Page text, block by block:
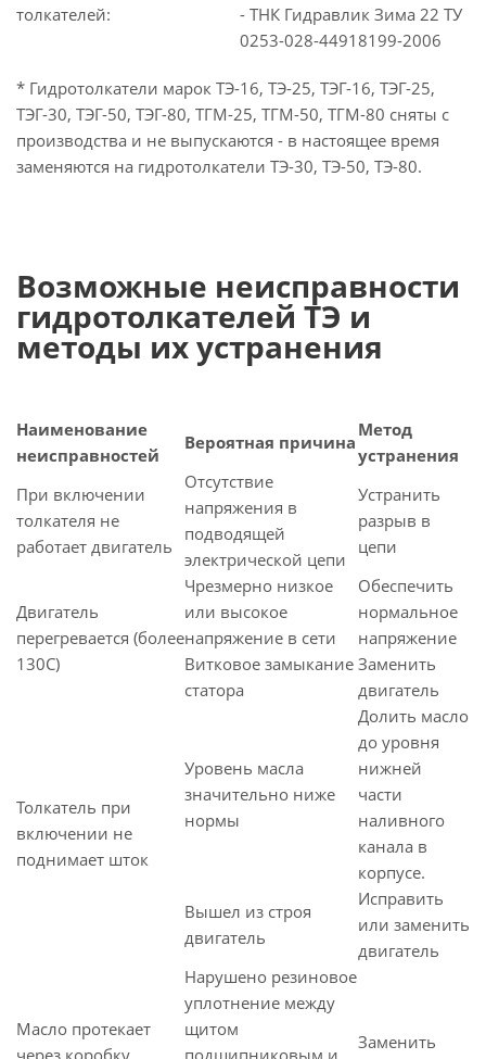
толкателей:
- ТНК Гидравлик Зима 22 ТУ
0253-028-44918199-2006
* Гидротолкатели марок ТЭ-16, ТЭ-25, ТЭГ-16, ТЭГ-25,
ТЭГ-30, ТЭГ-50, ТЭГ-80, ТГМ-25, ТГМ-50, ТГМ-80 сняты с
производства и не выпускаются - в настоящее время
заменяются на гидротолкатели ТЭ-30, ТЭ-50, ТЭ-80.
Возможные неисправности
гидротолкателей ТЭ и
методы их устранения
Наименование
неисправностей
Вероятная причина
Метод
устранения
При включении
толкателя не
работает двигатель
Отсутствие
напряжения в
подводящей
электрической цепи
Устранить
разрыв в
цепи
Двигатель
перегревается (более
130С)
Чрезмерно низкое
или высокое
напряжение в сети
Обеспечить
нормальное
напряжение
Витковое замыкание
статора
Заменить
двигатель
Толкатель при
включении не
поднимает шток
Уровень масла
значительно ниже
нормы
Долить масло
до уровня
нижней
части
наливного
канала в
корпусе.
Вышел из строя
двигатель
Исправить
или заменить
двигатель
Масло протекает
через коробку
Нарушено резиновое
уплотнение между
щитом
подшипниковым и
Заменить